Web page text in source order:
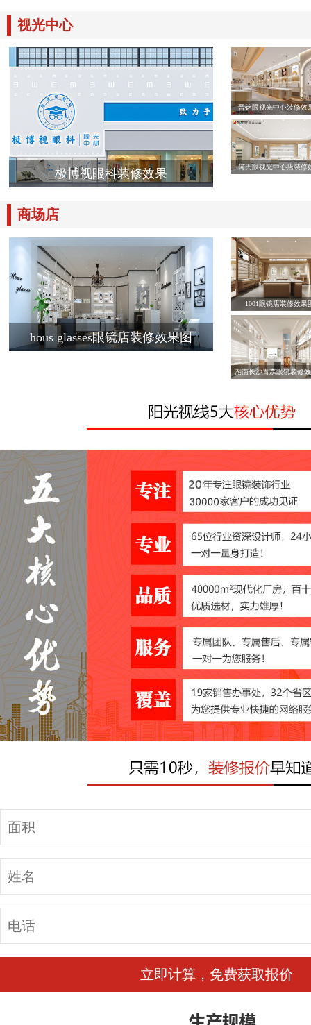
视光中心
极博视眼科装修效果
晋铭眼视光中心装修效
何氏眼视光中心店装修
商场店
hous glasses眼镜店装修效果图
1001眼镜店装修效果
湖南长沙青森眼镜装修